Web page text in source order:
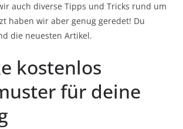
auch diverse Tipps und Tricks rund um
haben wir aber genug geredet! Du
die neuesten Artikel.
kostenlos
für deine